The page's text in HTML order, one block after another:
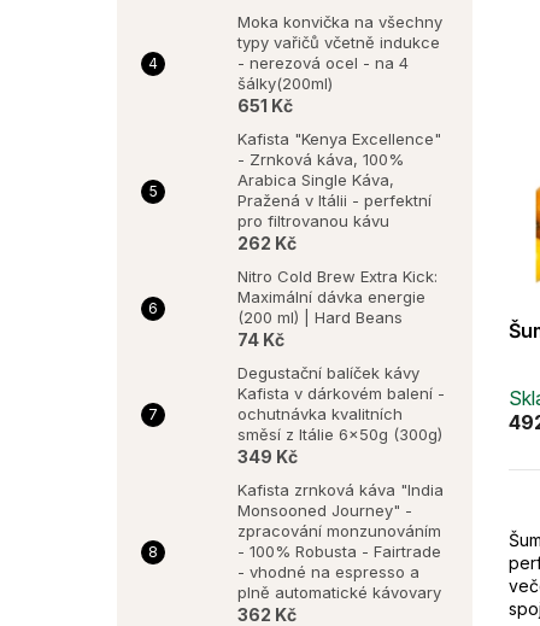
Moka konvička na všechny
typy vařičů včetně indukce
- nerezová ocel - na 4
šálky(200ml)
651 Kč
Kafista "Kenya Excellence"
- Zrnková káva, 100%
Arabica Single Káva,
Pražená v Itálii - perfektní
pro filtrovanou kávu
262 Kč
Nitro Cold Brew Extra Kick:
Maximální dávka energie
(200 ml) | Hard Beans
74 Kč
Degustační balíček kávy
Kafista v dárkovém balení -
ochutnávka kvalitních
směsí z Itálie 6x50g (300g)
349 Kč
Kafista zrnková káva "India
Monsooned Journey" -
zpracování monzunováním
- 100% Robusta - Fairtrade
- vhodné na espresso a
plně automatické kávovary
362 Kč